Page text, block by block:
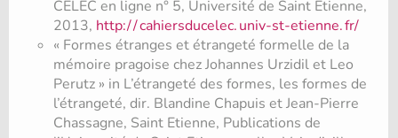
CELEC en ligne n° 5, Université de Saint Etienne,
2013, http://cahiersducelec.univ-st-etienne.fr/
« Formes étranges et étrangeté formelle de la
mémoire pragoise chez Johannes Urzidil et Leo
Perutz » in L’étrangeté des formes, les formes de
l’étrangeté, dir. Blandine Chapuis et Jean-Pierre
Chassagne, Saint Etienne, Publications de